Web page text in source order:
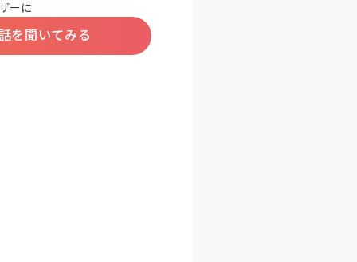
ーに
を聞いてみる